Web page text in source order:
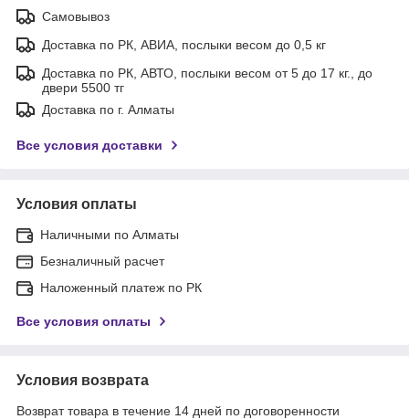
Самовывоз
Доставка по РК, АВИА, послыки весом до 0,5 кг
Доставка по РК, АВТО, послыки весом от 5 до 17 кг., до
двери 5500 тг
Доставка по г. Алматы
Все условия доставки
Условия оплаты
Наличными по Алматы
Безналичный расчет
Наложенный платеж по РК
Все условия оплаты
Условия возврата
Возврат товара в течение 14 дней по договоренности